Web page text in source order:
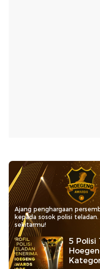
Ajang penghargaan
kepada sosok polisi
sekitarmu!
5 Polisi